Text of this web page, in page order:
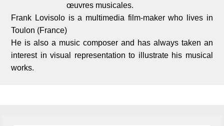
œuvres musicales.
Frank Lovisolo is a multimedia film-maker who lives in
Toulon (France)
He is also a music composer and has always taken an
interest in visual representation to illustrate his musical
works.